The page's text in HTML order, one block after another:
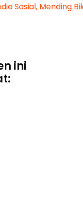
Sosial, Mending
ini